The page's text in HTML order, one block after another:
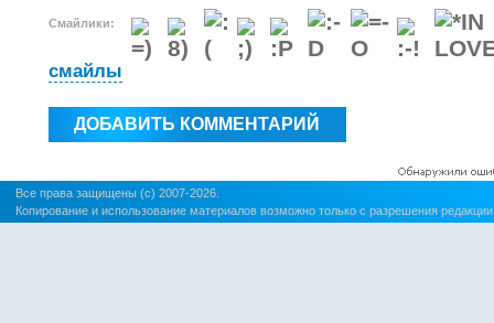
Смайлики:
смайлы
Все права защищены (c) 2007-2026.
Копирование и использование материалов возможно только с разрешения